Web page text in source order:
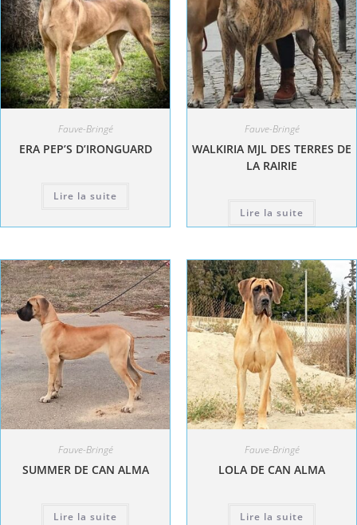
Fauve-Bringé
ERA PEP’S D’IRONGUARD
Lire la suite
Fauve-Bringé
WALKIRIA MJL DES TERRES DE
LA RAIRIE
Lire la suite
Fauve-Bringé
SUMMER DE CAN ALMA
Lire la suite
Fauve-Bringé
LOLA DE CAN ALMA
Lire la suite